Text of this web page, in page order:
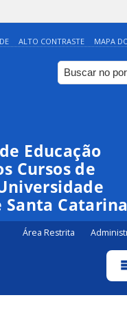
ALTO CONTRASTE MAPA
Educação
Cursos de
Santa Catarina
Área Restrita